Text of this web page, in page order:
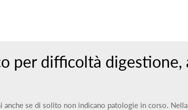
per difficoltà digestione,
anche se di solito non indicano patologie in corso.